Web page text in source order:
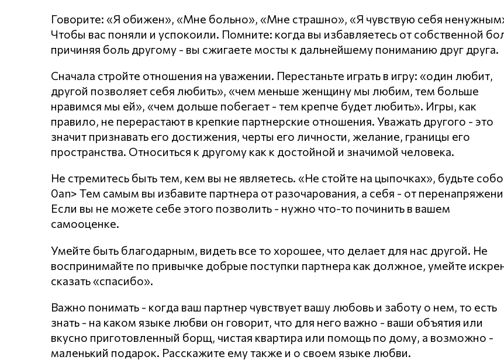
Говорите: «Я обижен», «Мне больно», «Мне страшно», «Я чувствую себя
Чтобы вас поняли и успокоили. Помните: когда вы избавляетесь от собственной
причиняя боль другому - вы сжигаете мосты к дальнейшему пониманию друг друга.
Сначала стройте отношения на уважении. Перестаньте играть в игру: «один любит,
другой позволяет себя любить», «чем меньше женщину мы любим, тем больше
нравимся мы ей», «чем дольше побегает - тем крепче будет любить». Игры, как
правило, не перерастают в крепкие партнерские отношения. Уважать другого - это
значит признавать его достижения, черты его личности, желание, границы его
пространства. Относиться к другому как к достойной и значимой человека.
Не стремитесь быть тем, кем вы не являетесь. «Не стойте на цыпочках», будьте
0an> Тем самым вы избавите партнера от разочарования, а себя - от
Если вы не можете себе этого позволить - нужно что-то починить в вашем
самооценке.
Умейте быть благодарным, видеть все то хорошее, что делает для нас другой. Не
воспринимайте по привычке добрые поступки партнера как должное, умейте
сказать «спасибо».
Важно понимать - когда ваш партнер чувствует вашу любовь и заботу о нем, то есть
знать - на каком языке любви он говорит, что для него важно - ваши объятия или
вкусно приготовленный борщ, чистая квартира или помощь по дому, а возможно -
маленький подарок. Расскажите ему также и о своем языке любви.